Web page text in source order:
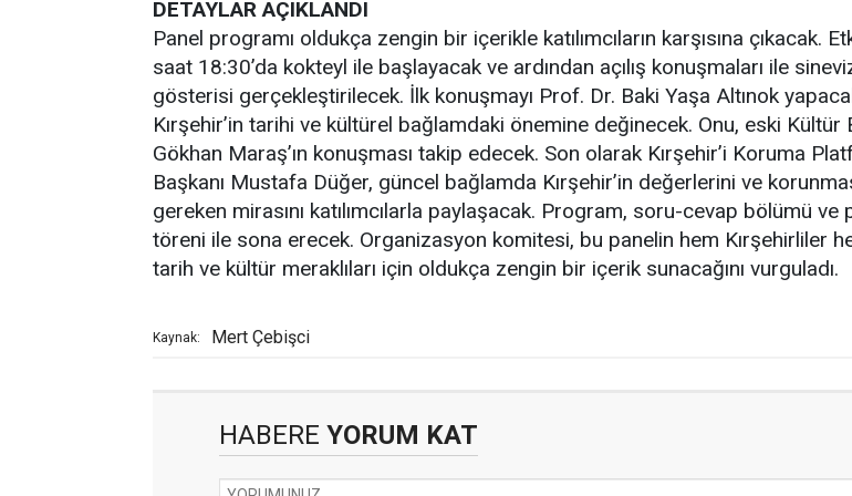
DETAYLAR AÇIKLANDI
Panel programı oldukça zengin bir içerikle katılımcıların karşısına çıkacak.
saat 18:30’da kokteyl ile başlayacak ve ardından açılış konuşmaları ile
gösterisi gerçekleştirilecek. İlk konuşmayı Prof. Dr. Baki Yaşa Altınok
Kırşehir’in tarihi ve kültürel bağlamdaki önemine değinecek. Onu, eski Kültür
Gökhan Maraş’ın konuşması takip edecek. Son olarak Kırşehir’i Koruma
Başkanı Mustafa Düğer, güncel bağlamda Kırşehir’in değerlerini ve
gereken mirasını katılımcılarla paylaşacak. Program, soru-cevap bölümü ve
töreni ile sona erecek. Organizasyon komitesi, bu panelin hem Kırşehirliler
tarih ve kültür meraklıları için oldukça zengin bir içerik sunacağını vurguladı.
Kaynak: Mert Çebişci
HABERE YORUM KAT